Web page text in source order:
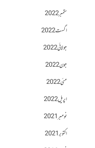
ستمبر 2022
اگست 2022
جولائی 2022
جون 2022
مئی 2022
اپریل 2022
نومبر 2021
اکتوبر 2021